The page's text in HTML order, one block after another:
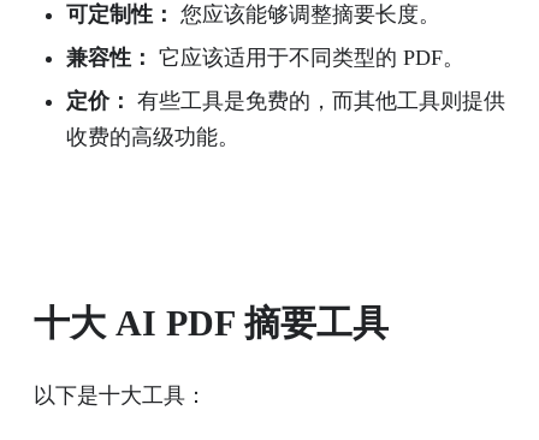
可定制性： 您应该能够调整摘要长度。
兼容性： 它应该适用于不同类型的 PDF。
定价： 有些工具是免费的，而其他工具则提供
收费的高级功能。
十大 AI PDF 摘要工具
以下是十大工具：